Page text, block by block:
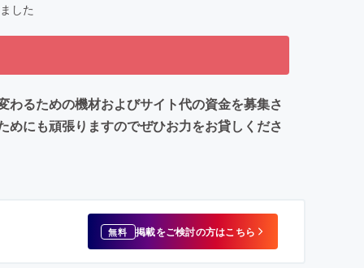
した
るための機材およびサイト代の資金を募集さ
にも頑張りますのでぜひお力をお貸しくださ
無料 掲載をご検討の方はこちら